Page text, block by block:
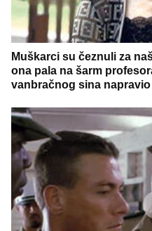
Muškarci su čeznuli za
ona pala na šarm
vanbračnog sina